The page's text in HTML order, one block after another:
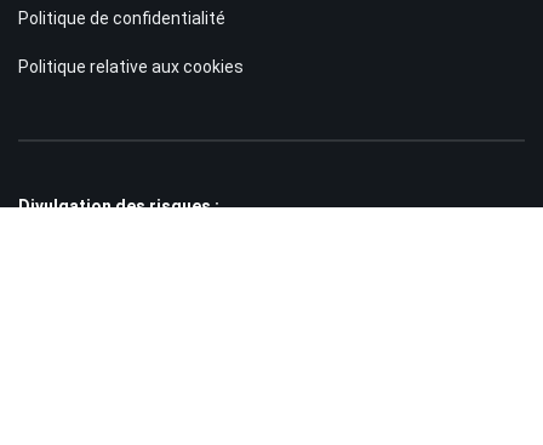
Politique de confidentialité
Politique relative aux cookies
Divulgation des risques :